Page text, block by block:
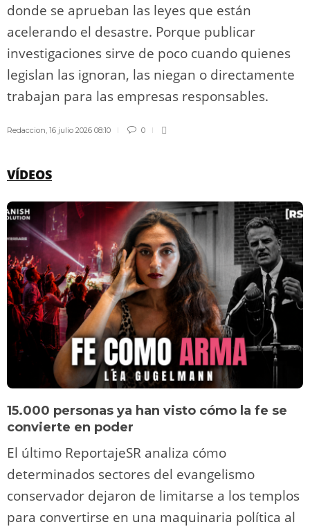
donde se aprueban las leyes que están
acelerando el desastre. Porque publicar
investigaciones sirve de poco cuando quienes
legislan las ignoran, las niegan o directamente
trabajan para las empresas responsables.
Redaccion, 16 julio 2026 08:10 0
VÍDEOS
15.000 personas ya han visto cómo la fe se
convierte en poder
El último ReportajeSR analiza cómo
determinados sectores del evangelismo
conservador dejaron de limitarse a los templos
para convertirse en una maquinaria política al